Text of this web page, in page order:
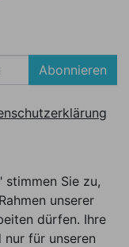
Abonnieren
stimmen Sie zu,
unserer
dürfen. Ihre
nur für unseren